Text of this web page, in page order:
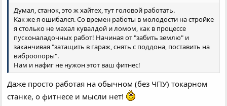
Думал, станок, это ж хайтех, тут головой работать.
Как же я ошибался. Со времен работы в молодости на стройке
я столько не махал кувалдой и ломом, как в процессе
пусконаладочных работ! Начиная от "забить землю" и
заканчивая "затащить в гараж, снять с поддона, поставить на
виброопоры".
Нам и нафиг не нужон этот ваш фитнес!
Даже просто работая на обычном (без ЧПУ) токарном
станке, о фитнесе и мысли нет!